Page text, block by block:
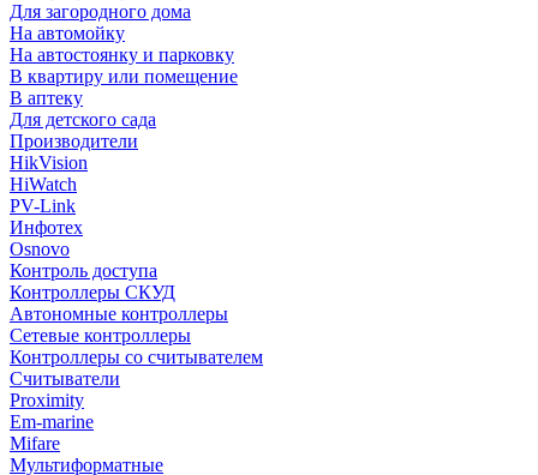
Для загородного дома
На автомойку
На автостоянку и парковку
В квартиру или помещение
В аптеку
Для детского сада
Производители
HikVision
HiWatch
PV-Link
Инфотех
Osnovo
Контроль доступа
Контроллеры СКУД
Автономные контроллеры
Сетевые контроллеры
Контроллеры со считывателем
Считыватели
Proximity
Em-marine
Mifare
Мультиформатные